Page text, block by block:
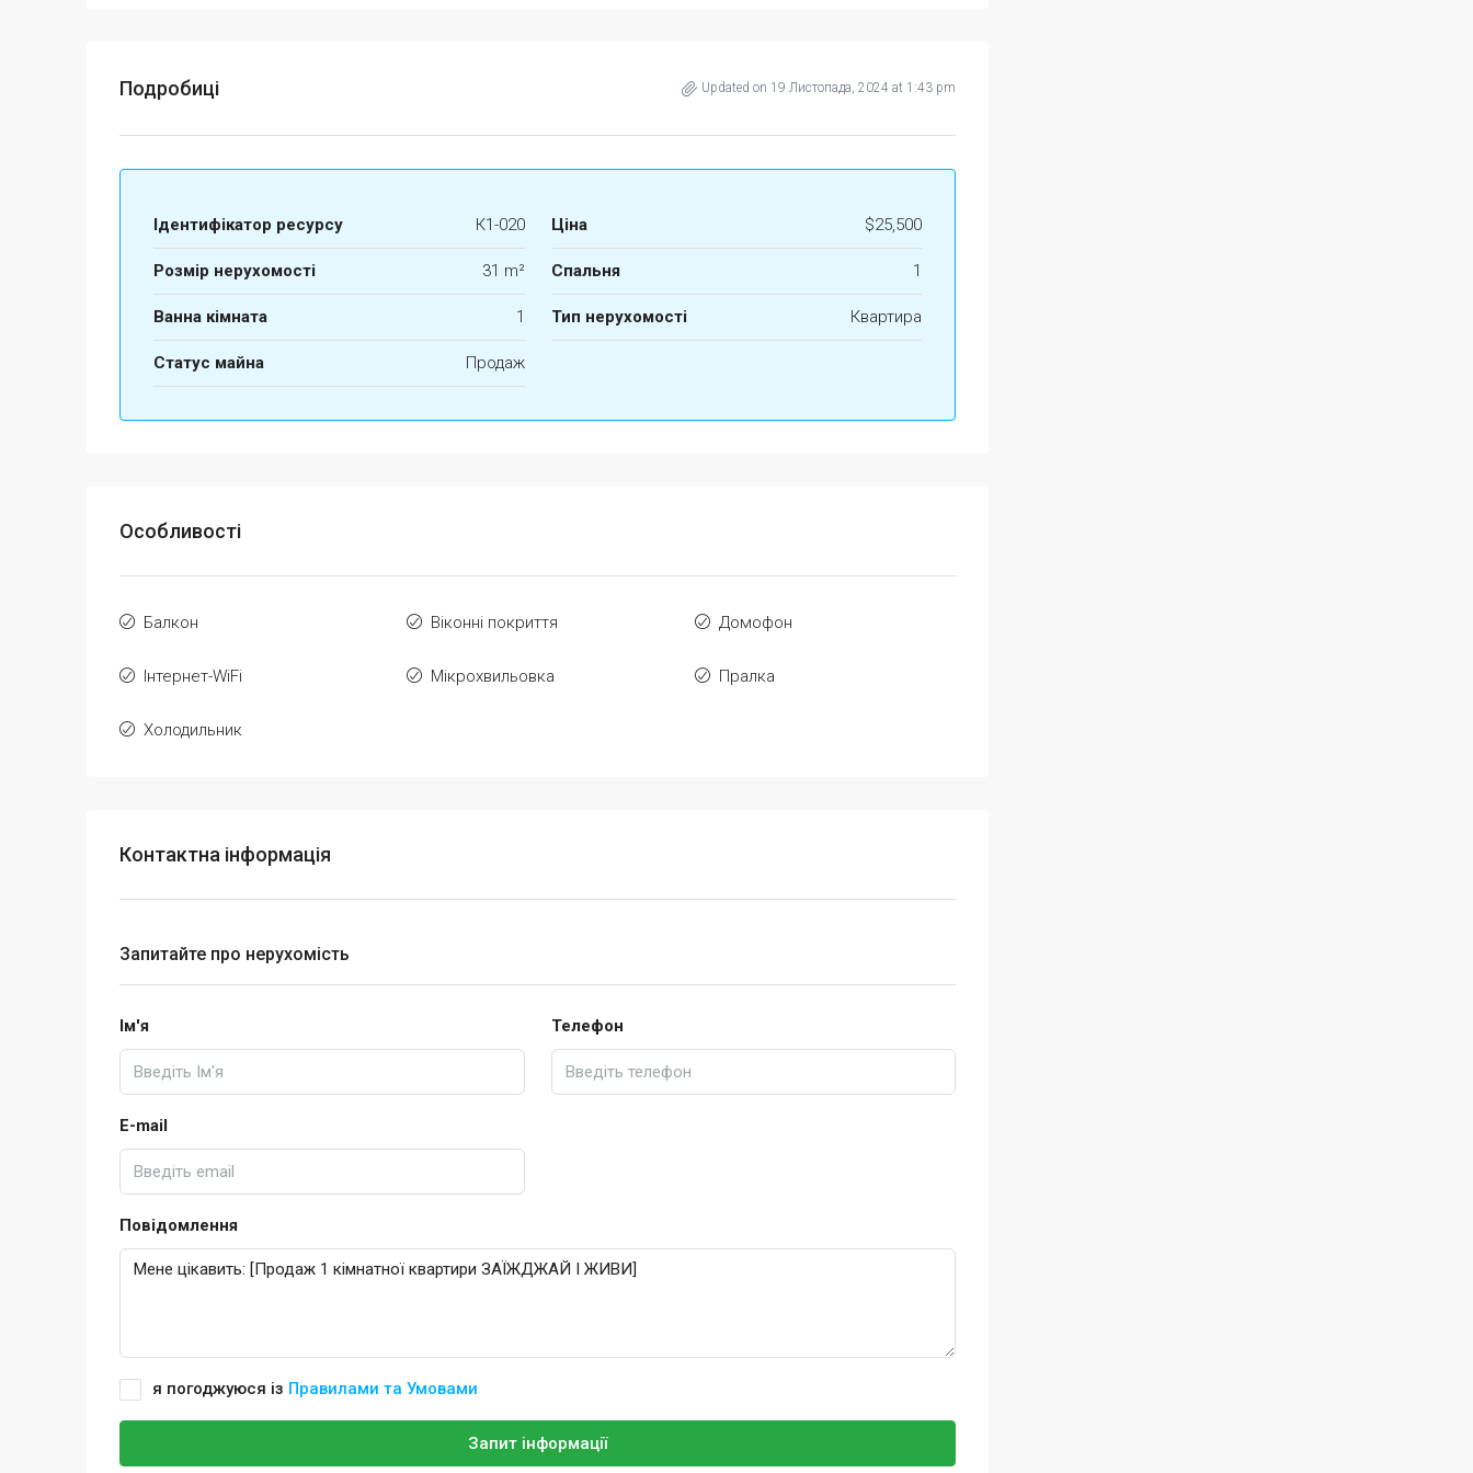
Подробиці Updated on 19 Листопада, 2024 at 1:43 pm
Ідентифікатор ресурсу К1-020 Ціна $25,500
Розмір нерухомості 31 m² Спальня 1
Ванна кімната 1 Тип нерухомості Квартира
Статус майна Продаж
Особливості
Балкон Віконні покриття Домофон
Інтернет-WiFi Мікрохвильовка Пралка
Холодильник
Контактна інформація
Запитайте про нерухомість
Ім'я Телефон
E-mail
Повідомлення
я погоджуюся із Правилами та Умовами
Запит інформації